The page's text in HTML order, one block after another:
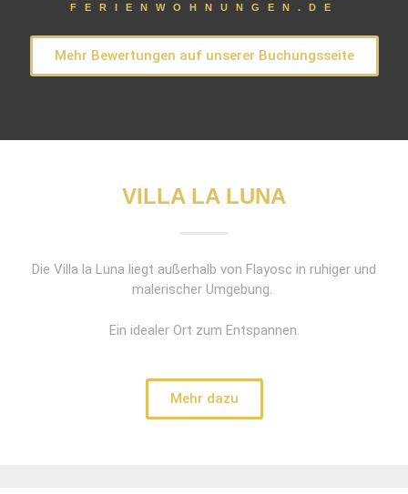
FERIENWOHNUNGEN.DE
Mehr Bewertungen auf unserer Buchungsseite
VILLA LA LUNA
Die Villa la Luna liegt außerhalb von Flayosc in ruhiger und
malerischer Umgebung.
Ein idealer Ort zum Entspannen.
Mehr dazu